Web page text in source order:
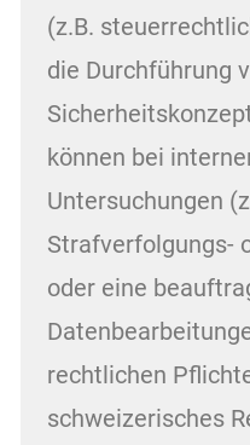
(z.B.
die Durchführung
können bei
Untersuchungen
Strafverfolgungs-
oder eine
rechtlichen
schweizerisches